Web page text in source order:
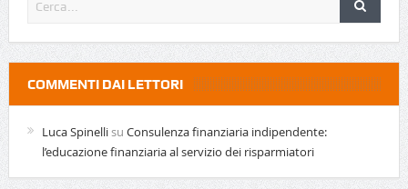
COMMENTI DAI LETTORI
Luca Spinellisu Consulenza finanziaria indipendente:
l’educazione finanziaria al servizio dei risparmiatori